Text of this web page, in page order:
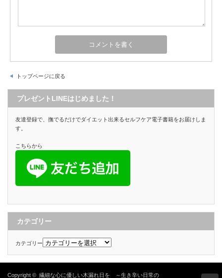
トップページに戻る
プレゼントLINEはじめました！
友達登録で、撫でるだけでダイエット出来るセルフケア電子書籍をお届けしま
す。
こちらから
カテゴリー
カテゴリー
Copyright © 繊細な心に優しい木漏れ日を ～生き辛い日常の